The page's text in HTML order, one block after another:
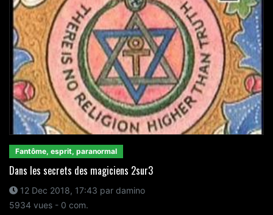
Fantôme, esprit, paranormal
Dans les secrets des magiciens 2sur3
12 Dec 2018, 17:43 par damino
5934 vues - 0 com.